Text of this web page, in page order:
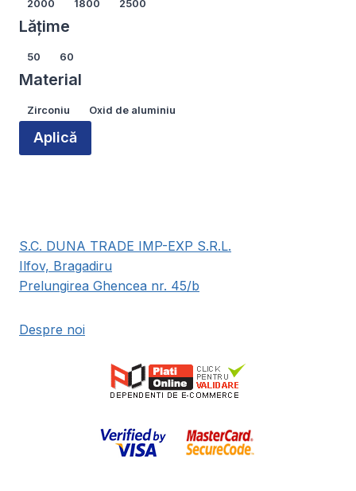
2000 1800 2500
Lățime
Lățime
50 60
Material
Material
Zirconiu Oxid de aluminiu
Aplică
S.C. DUNA TRADE IMP-EXP S.R.L.
Ilfov, Bragadiru
Prelungirea Ghencea nr. 45/b
Despre noi